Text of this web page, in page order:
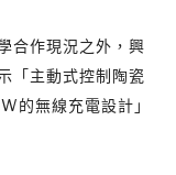
合作現況之外，興
「主動式控制陶瓷
的無線充電設計」